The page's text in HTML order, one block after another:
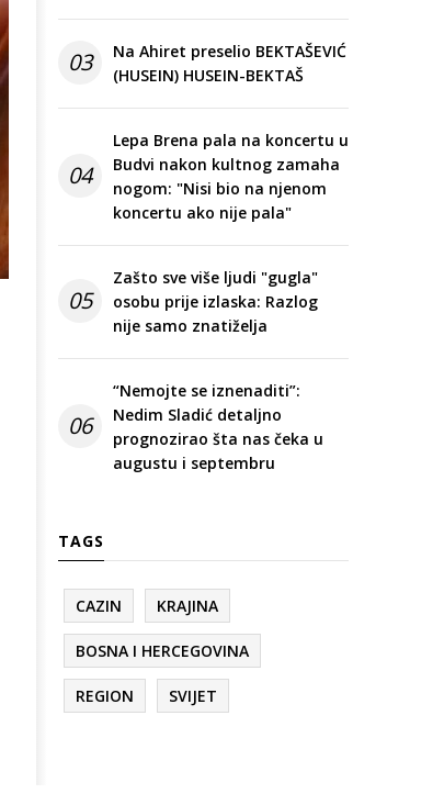
03
Na Ahiret preselio BEKTAŠEVIĆ
(HUSEIN) HUSEIN-BEKTAŠ
04
Lepa Brena pala na koncertu u
Budvi nakon kultnog zamaha
nogom: "Nisi bio na njenom
koncertu ako nije pala"
05
Zašto sve više ljudi "gugla"
osobu prije izlaska: Razlog
nije samo znatiželja
06
“Nemojte se iznenaditi”:
Nedim Sladić detaljno
prognozirao šta nas čeka u
augustu i septembru
TAGS
CAZIN KRAJINA
BOSNA I HERCEGOVINA
REGION SVIJET